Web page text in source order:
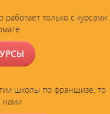
только с курсами
школы по франшизе, то
нами